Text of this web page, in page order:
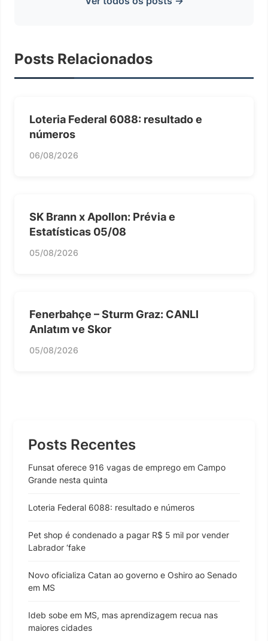
Posts Relacionados
Loteria Federal 6088: resultado e
números
06/08/2026
SK Brann x Apollon: Prévia e
Estatísticas 05/08
05/08/2026
Fenerbahçe – Sturm Graz: CANLI
Anlatım ve Skor
05/08/2026
Posts Recentes
Funsat oferece 916 vagas de emprego em Campo
Grande nesta quinta
Loteria Federal 6088: resultado e números
Pet shop é condenado a pagar R$ 5 mil por vender
Labrador ‘fake
Novo oficializa Catan ao governo e Oshiro ao Senado
em MS
Ideb sobe em MS, mas aprendizagem recua nas
maiores cidades